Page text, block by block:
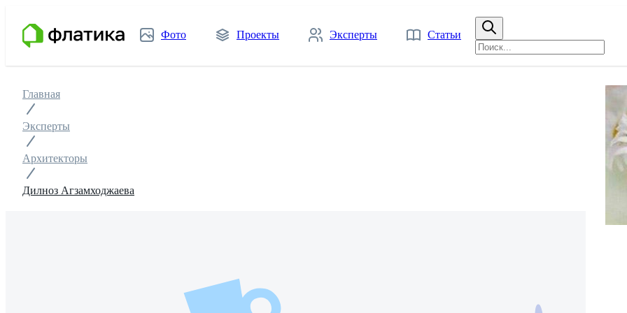
Фото Проекты Эксперты Статьи
Главная
Эксперты
Архитекторы
Дилноз Агзамходжаева